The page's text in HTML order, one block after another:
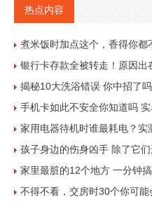
热点内容
煮米饭时加点这个，香得你都
银行卡存款全被转走！原因出
揭秘10大洗浴错误 你中招了吗
手机卡如此不安全你知道吗
家用电器待机时谁最耗电？实
孩子身边的伤身凶手 除了它
家里最脏的12个地方 一分钟
不得不看，交房时30个你可能